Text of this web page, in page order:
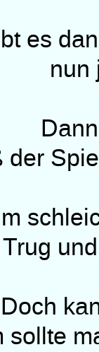
es
nun
der
Doch
sollte